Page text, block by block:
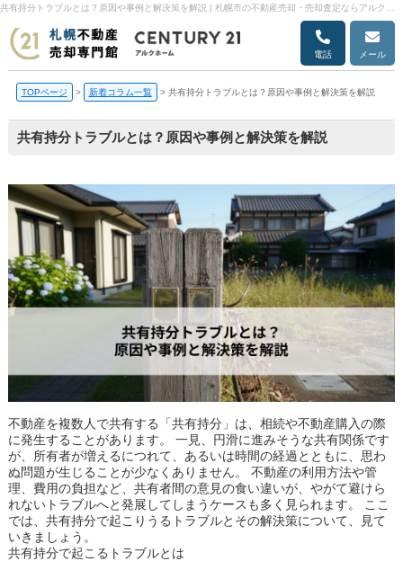
電話 メール
TOPページ > 新着コラム一覧 > 共有持分トラブルとは？原因や事例と解決策を解説
共有持分トラブルとは？原因や事例と解決策を解説
不動産を複数人で共有する「共有持分」は、相続や不動産購入の際
に発生することがあります。 一見、円滑に進みそうな共有関係です
が、所有者が増えるにつれて、あるいは時間の経過とともに、思わ
ぬ問題が生じることが少なくありません。 不動産の利用方法や管
理、費用の負担など、共有者間の意見の食い違いが、やがて避けら
れないトラブルへと発展してしまうケースも多く見られます。 ここ
では、共有持分で起こりうるトラブルとその解決策について、見て
いきましょう。
共有持分で起こるトラブルとは